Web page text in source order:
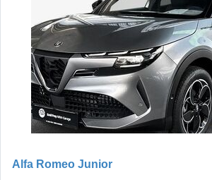
Alfa Romeo Junior